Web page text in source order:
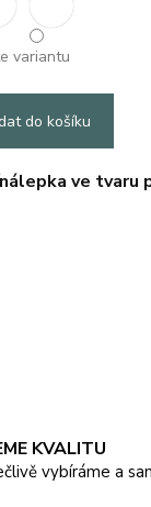
variantu
do košíku
ve tvaru
KVALITU
vybíráme a